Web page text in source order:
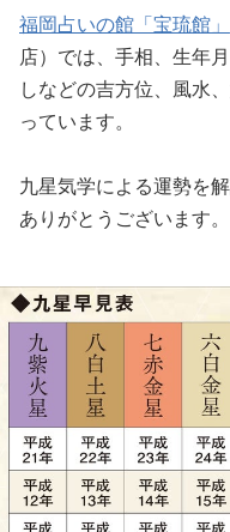
福岡占いの館「宝琉館」
店）では、手相、生年
しなどの吉方位、風水
っています。
九星気学による運勢を
ありがとうございます。